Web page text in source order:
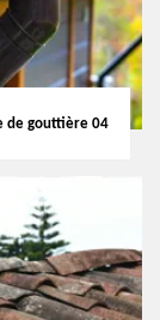
de gouttière 04